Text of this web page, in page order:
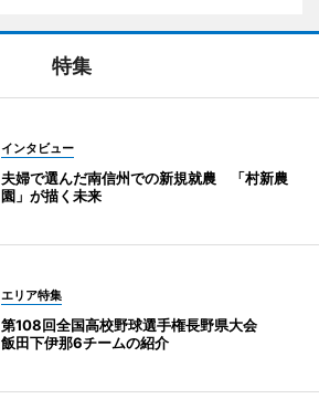
特集
インタビュー
夫婦で選んだ南信州での新規就農 「村新農
園」が描く未来
エリア特集
第108回全国高校野球選手権長野県大会
飯田下伊那6チームの紹介